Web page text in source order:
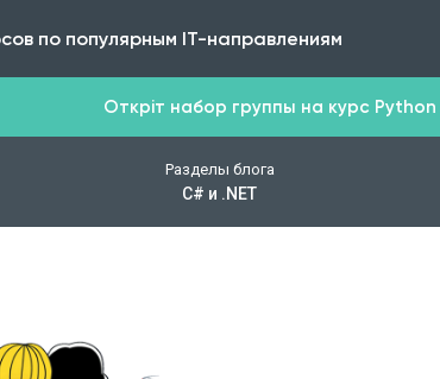
по популярным IT-направлениям
Откріт набор группы на курс
Разделы блога
C# и .NET